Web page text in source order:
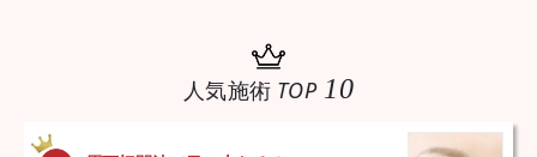
人気施術 TOP 10